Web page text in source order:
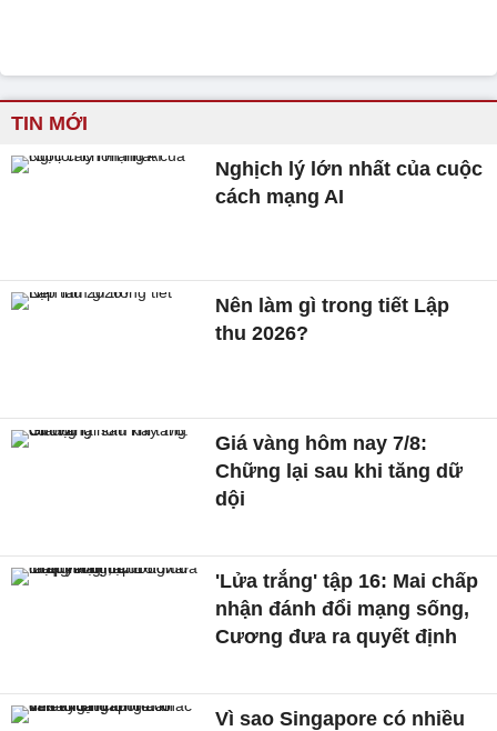
TIN MỚI
Nghịch lý lớn nhất của cuộc
cách mạng AI
Nên làm gì trong tiết Lập
thu 2026?
Giá vàng hôm nay 7/8:
Chững lại sau khi tăng dữ
dội
'Lửa trắng' tập 16: Mai chấp
nhận đánh đổi mạng sống,
Cương đưa ra quyết định
Vì sao Singapore có nhiều